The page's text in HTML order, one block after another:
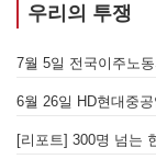
우리의 투쟁
[리포트] 300명 넘는